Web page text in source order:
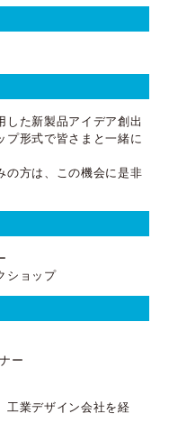
した新製品アイデア創出
プ形式で皆さまと一緒に
の方は、この機会に是非
ショップ
ー
工業デザイン会社を経